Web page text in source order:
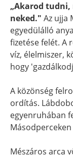
„Akarod tudni,
neked." Az ujja
egyedülálló
fizetése felét. A
víz, élelmiszer,
hogy
A közönség
ordítás.
egyenruhában
Mészáros arca